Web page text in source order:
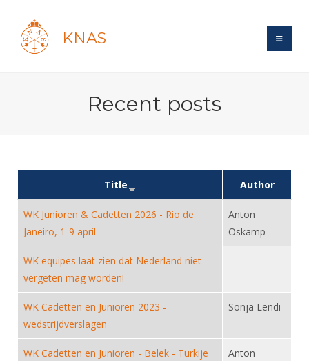
KNAS
Forums
Maandelijks archief
Evenement
Gebruiksvoorwaarden
Tarieven
Reglementen
Ledencijfers
Sponsors en Partners
Organisatie
Bestuur
Recreatiesport
Veteranen
Lichtzwaardschermen
Wedstrijdsport
Ranglijsten
Inschrijven
Wat is topsport
Nieuws
NK's
Oranje
DBT
FBT
Informatie
Voor de jeugd
Spreekbeurtpakket
Ouders en vereniging
Jeugdkampen
Brassardsysteem
Forums
Forums
Schermforum
Nieuws
Zoek Vereniging
Contact
NK organiseren
Recent posts
Title Author
WK Junioren & Cadetten 2026 - Rio de
Janeiro, 1-9 april
Anton
Oskamp
WK equipes laat zien dat Nederland niet
vergeten mag worden!
WK Cadetten en Junioren 2023 -
wedstrijdverslagen
Sonja Lendi
WK Cadetten en Junioren - Belek - Turkije
Anton